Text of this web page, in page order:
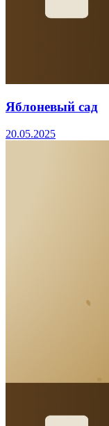
Яблоневый сад
20.05.2025